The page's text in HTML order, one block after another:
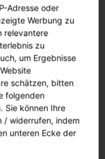
weiterhelfen.
uns
kurz, schnell und
allerdings nicht
Ihr Dialog mit
Sind alle Ihre
wir Ihre
Adresse oder
Werbung zu
relevantere
zu
um Ergebnisse
schätzen, bitten
folgenden
Sie können Ihre
/ widerrufen, indem
unteren Ecke der